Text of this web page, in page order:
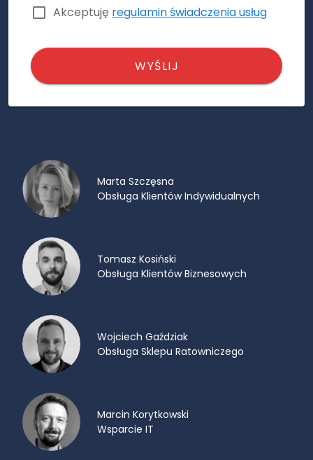
Akceptuję regulamin świadczenia usług
WYŚLIJ
Marta Szczęsna
Obsługa Klientów Indywidualnych
Tomasz Kosiński
Obsługa Klientów Biznesowych
Wojciech Gaździak
Obsługa Sklepu Ratowniczego
Marcin Korytkowski
Wsparcie IT